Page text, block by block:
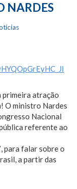
NARDES
primeira atração
O ministro Nardes
Nacional
referente ao
para falar sobre o
a partir das